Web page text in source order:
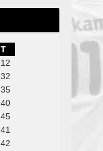
T
12
32
35
40
45
41
42